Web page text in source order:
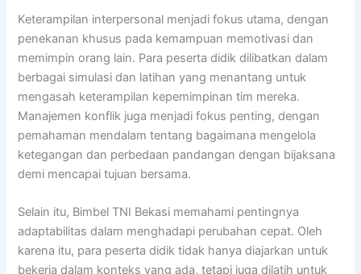
Keterampilan interpersonal menjadi fokus utama, dengan
penekanan khusus pada kemampuan memotivasi dan
memimpin orang lain. Para peserta didik dilibatkan dalam
berbagai simulasi dan latihan yang menantang untuk
mengasah keterampilan kepemimpinan tim mereka.
Manajemen konflik juga menjadi fokus penting, dengan
pemahaman mendalam tentang bagaimana mengelola
ketegangan dan perbedaan pandangan dengan bijaksana
demi mencapai tujuan bersama.
Selain itu, Bimbel TNI Bekasi memahami pentingnya
adaptabilitas dalam menghadapi perubahan cepat. Oleh
karena itu, para peserta didik tidak hanya diajarkan untuk
bekerja dalam konteks yang ada, tetapi juga dilatih untuk